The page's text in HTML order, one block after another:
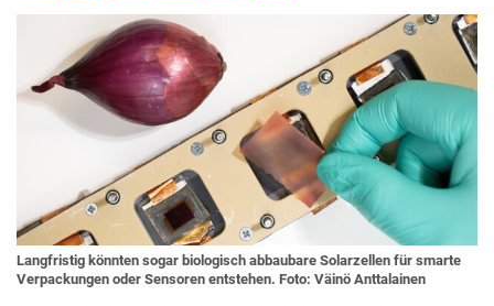
Langfristig könnten sogar biologisch abbaubare Solarzellen für smarte
Verpackungen oder Sensoren entstehen. Foto: Väinö Anttalainen